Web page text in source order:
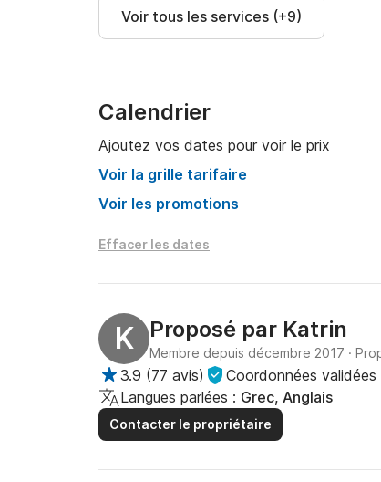
Voir tous les services (+9)
Calendrier
Ajoutez vos dates pour voir le prix
Voir la grille tarifaire
Voir les promotions
Effacer les dates
K Proposé par Katrin
Membre depuis décembre 2017 ·
3.9 (77 avis)
Coordonnées validées
Langues parlées : Grec, Anglais
Contacter le propriétaire